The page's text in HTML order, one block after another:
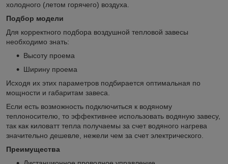
холодного (летом горячего) воздуха.
Подбор модели
Для корректного подбора воздушной тепловой завесы
необходимо знать:
Высоту проема
Ширину проема
Исходя их этих параметров подбирается оптимальная по
мощности и габаритам завеса.
Если есть возможность подключиться к водяному
теплоносителю, то эффективнее использовать водяную завесу,
так как киловатт тепла получаемы за счет водяного нагрева
значительно дешевле, нежели чем за счет электрического.
Преимущества